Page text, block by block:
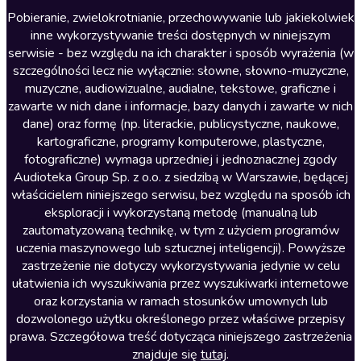
Literatura anglojęzyczna
Literatura faktu
Literatura obyczajowa
Literatura piękna obca
Literatura piękna polska
Nagrania relaksacyjne
Nauka języków
Nauki humanistyczne
Podcasty i audycje
Polityka
Prasa
Religia
Romans
Pobieranie, zwielokrotnianie, przechowywanie lub jakiekolwiek
inne wykorzystywanie treści dostępnych w niniejszym
serwisie - bez względu na ich charakter i sposób wyrażenia (w
szczególności lecz nie wyłącznie: słowne, słowno-muzyczne,
muzyczne, audiowizualne, audialne, tekstowe, graficzne i
zawarte w nich dane i informacje, bazy danych i zawarte w nich
dane) oraz formę (np. literackie, publicystyczne, naukowe,
kartograficzne, programy komputerowe, plastyczne,
fotograficzne) wymaga uprzedniej i jednoznacznej zgody
Audioteka Group Sp. z o.o. z siedzibą w Warszawie, będącej
właścicielem niniejszego serwisu, bez względu na sposób ich
eksploracji i wykorzystaną metodę (manualną lub
zautomatyzowaną technikę, w tym z użyciem programów
uczenia maszynowego lub sztucznej inteligencji). Powyższe
zastrzeżenie nie dotyczy wykorzystywania jedynie w celu
ułatwienia ich wyszukiwania przez wyszukiwarki internetowe
oraz korzystania w ramach stosunków umownych lub
dozwolonego użytku określonego przez właściwe przepisy
prawa. Szczegółowa treść dotycząca niniejszego zastrzeżenia
znajduje się tutaj.